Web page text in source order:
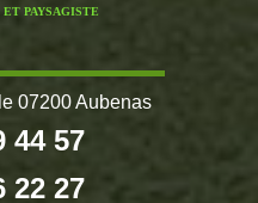
PAYSAGISTE
07200 Aubenas
44 57
22 27